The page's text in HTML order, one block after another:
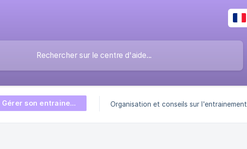
Gérer son entrainement Organisation et conseils sur l'entrainement